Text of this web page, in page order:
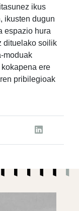
ikus
ikusten dugun
espazio hura
dituelako soilik
moduak
ere
pribilegioak